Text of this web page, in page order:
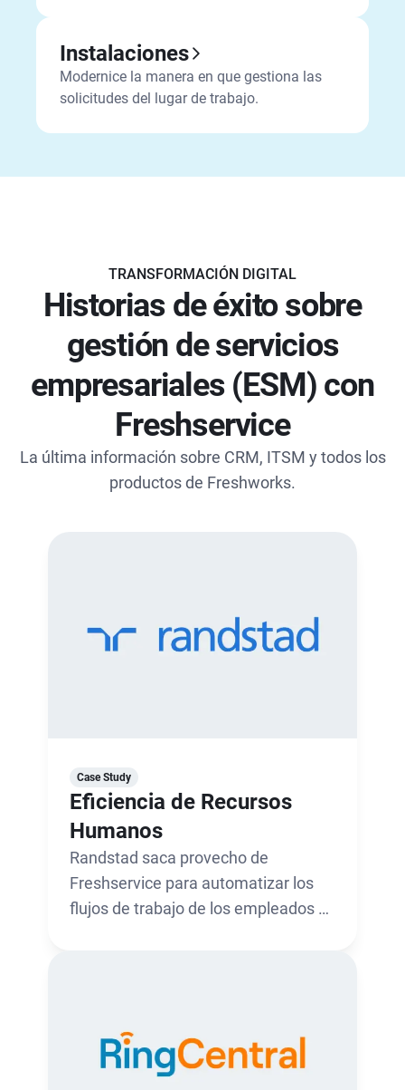
Instalaciones
Modernice la manera en que gestiona las
solicitudes del lugar de trabajo.
TRANSFORMACIÓN DIGITAL
Historias de éxito sobre
gestión de servicios
empresariales (ESM) con
Freshservice
La última información sobre CRM, ITSM y todos los
productos de Freshworks.
Case Study
Eficiencia de Recursos
Humanos
Randstad saca provecho de
Freshservice para automatizar los
flujos de trabajo de los empleados y